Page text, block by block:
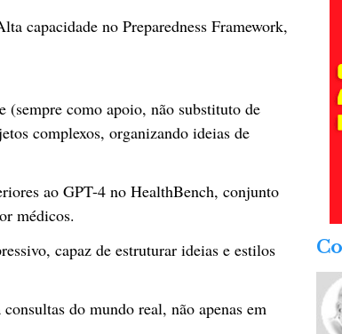
capacidade no Preparedness Framework,
(sempre como apoio, não substituto de
complexos, organizando ideias de
ao GPT-4 no HealthBench, conjunto
médicos.
capaz de estruturar ideias e estilos
do mundo real, não apenas em